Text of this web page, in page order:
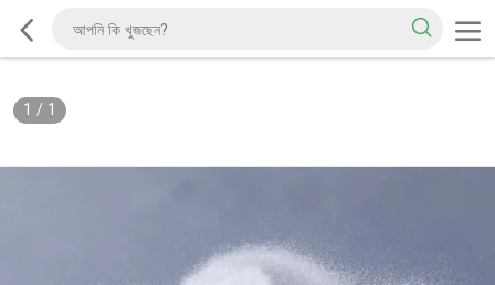
1 / 1